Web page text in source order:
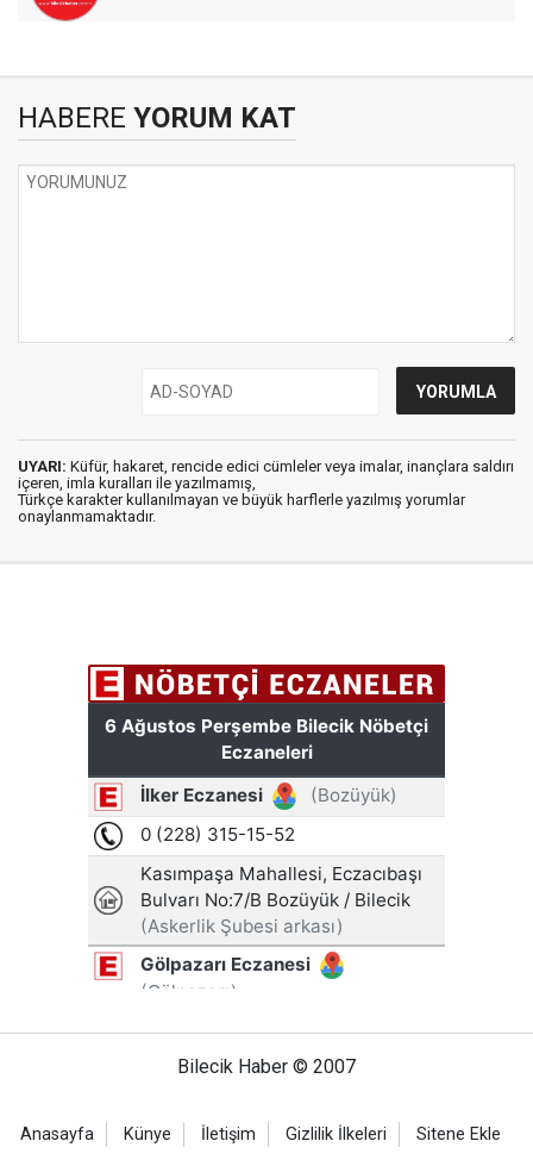
HABERE YORUM KAT
UYARI: Küfür, hakaret, rencide edici cümleler veya imalar, inançlara saldırı
içeren, imla kuralları ile yazılmamış,
Türkçe karakter kullanılmayan ve büyük harflerle yazılmış yorumlar
onaylanmamaktadır.
Bilecik Haber © 2007
Anasayfa Künye İletişim Gizlilik İlkeleri Sitene Ekle